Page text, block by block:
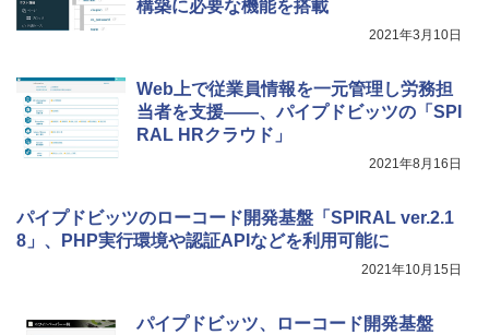
構築に必要な機能を搭載
2021年3月10日
Web上で従業員情報を一元管理し労務担
当者を支援――、パイプドビッツの「SPI
RAL HRクラウド」
2021年8月16日
パイプドビッツのローコード開発基盤「SPIRAL ver.2.1
8」、PHP実行環境や認証APIなどを利用可能に
2021年10月15日
パイプドビッツ、ローコード開発基盤